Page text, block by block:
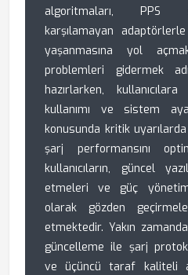
algoritmaları, PPS
karşılamayan
yaşanmasına yol
problemleri gidermek
hazırlarken,
kullanımı ve sistem
konusunda kritik uyarılarda
şarj performansını
kullanıcıların, güncel
etmeleri ve güç
olarak gözden
etmektedir. Yakın
güncelleme ile şarj
ve üçüncü taraf kaliteli